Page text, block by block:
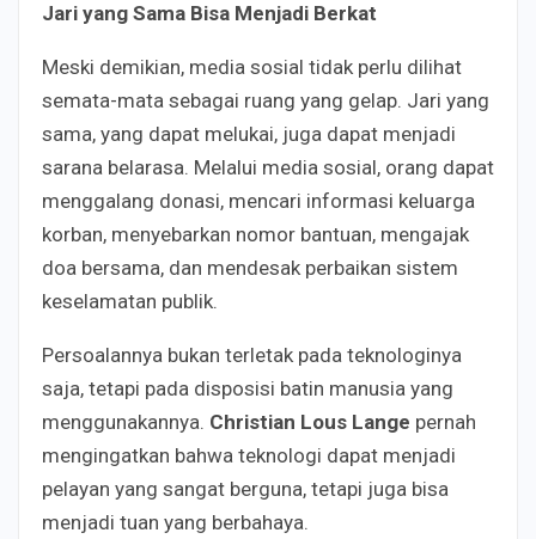
Jari yang Sama Bisa Menjadi Berkat
Meski demikian, media sosial tidak perlu dilihat
semata-mata sebagai ruang yang gelap. Jari yang
sama, yang dapat melukai, juga dapat menjadi
sarana belarasa. Melalui media sosial, orang dapat
menggalang donasi, mencari informasi keluarga
korban, menyebarkan nomor bantuan, mengajak
doa bersama, dan mendesak perbaikan sistem
keselamatan publik.
Persoalannya bukan terletak pada teknologinya
saja, tetapi pada disposisi batin manusia yang
menggunakannya. Christian Lous Lange pernah
mengingatkan bahwa teknologi dapat menjadi
pelayan yang sangat berguna, tetapi juga bisa
menjadi tuan yang berbahaya.